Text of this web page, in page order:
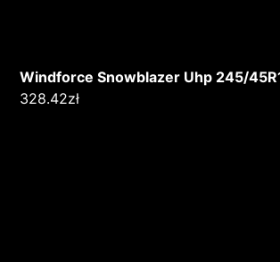
Windforce Snowblazer Uhp 245/
328.42zł